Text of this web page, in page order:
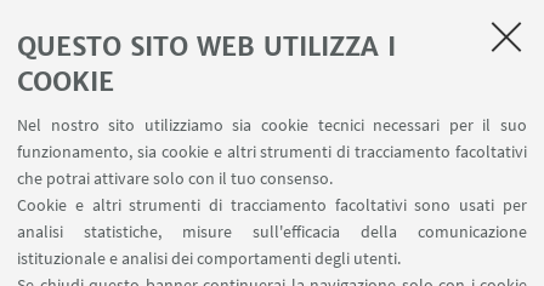
QUESTO SITO WEB UTILIZZA I
COOKIE
Nel nostro sito utilizziamo sia cookie tecnici necessari per il suo
funzionamento, sia cookie e altri strumenti di tracciamento facoltativi
che potrai attivare solo con il tuo consenso.
Cookie e altri strumenti di tracciamento facoltativi sono usati per
analisi statistiche, misure sull'efficacia della comunicazione
istituzionale e analisi dei comportamenti degli utenti.
1 2 3 4 ... 7
LINK UTILI
Contatti